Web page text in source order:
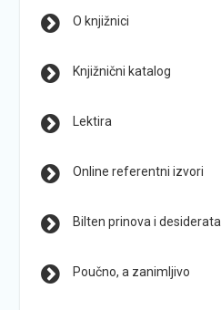
O knjižnici
Knjižnični katalog
Lektira
Online referentni izvori
Bilten prinova i desiderata
Poučno, a zanimljivo